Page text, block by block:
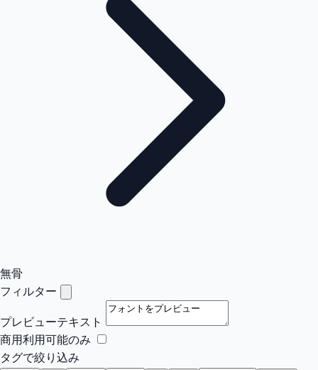
無骨
フィルター
プレビューテキスト
商用利用可能のみ
タグで絞り込み